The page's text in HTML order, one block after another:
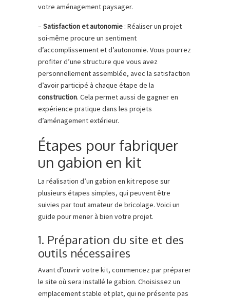
votre aménagement paysager.
–Satisfaction et autonomie : Réaliser un projet
soi-même procure un sentiment
d’accomplissement et d’autonomie. Vous pourrez
profiter d’une structure que vous avez
personnellement assemblée, avec la satisfaction
d’avoir participé à chaque étape de la
construction. Cela permet aussi de gagner en
expérience pratique dans les projets
d’aménagement extérieur.
Étapes pour fabriquer
un gabion en kit
La réalisation d’un gabion en kit repose sur
plusieurs étapes simples, qui peuvent être
suivies par tout amateur de bricolage. Voici un
guide pour mener à bien votre projet.
1. Préparation du site et des
outils nécessaires
Avant d’ouvrir votre kit, commencez par préparer
le site où sera installé le gabion. Choisissez un
emplacement stable et plat, qui ne présente pas